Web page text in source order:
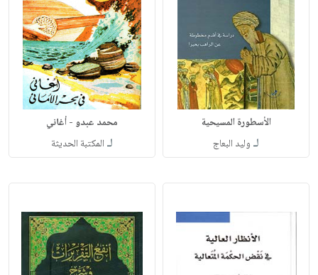
الأسطورة المسيحية
لـ وليد البعاج
محمد عبدو - أغاني
لـ المكتبة الحديثة